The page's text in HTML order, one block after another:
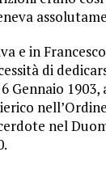
e in
di
Gennaio 1903,
nel